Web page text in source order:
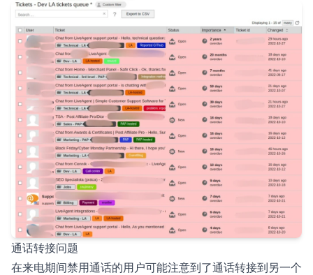
通话转接问题
在来电期间禁用通话的用户可能注意到了通话转接到另一个